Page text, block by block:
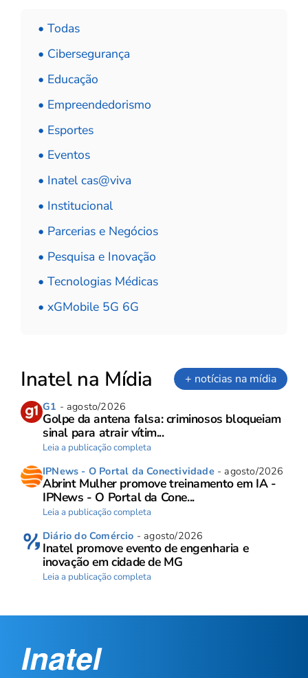
• Todas
• Cibersegurança
• Educação
• Empreendedorismo
• Esportes
• Eventos
• Inatel cas@viva
• Institucional
• Parcerias e Negócios
• Pesquisa e Inovação
• Tecnologias Médicas
• xGMobile 5G 6G
Inatel na Mídia + notícias na mídia
G1 - agosto/2026
Golpe da antena falsa: criminosos bloqueiam
sinal para atrair vítim...
Leia a publicação completa
IPNews - O Portal da Conectividade- agosto/2026
Abrint Mulher promove treinamento em IA -
IPNews - O Portal da Cone...
Leia a publicação completa
Diário do Comércio - agosto/2026
Inatel promove evento de engenharia e
inovação em cidade de MG
Leia a publicação completa